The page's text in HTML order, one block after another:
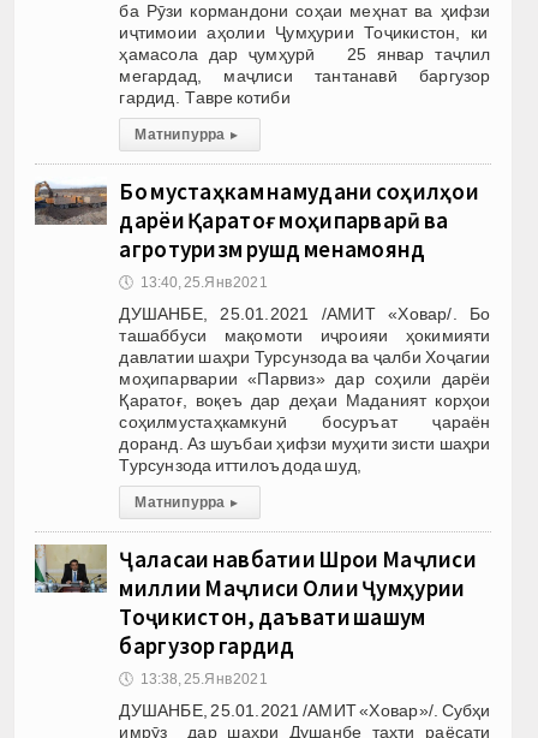
ба Рӯзи кормандони соҳаи меҳнат ва ҳифзи
иҷтимоии аҳолии Ҷумҳурии Тоҷикистон, ки
ҳамасола дар ҷумҳурӣ 25 январ таҷлил
мегардад, маҷлиси тантанавӣ баргузор
гардид. Тавре котиби
Матни пурра ▸
Бо мустаҳкам намудани соҳилҳои
дарёи Қаратоғ моҳипарварӣ ва
агротуризм рушд менамоянд
🕔 13:40, 25.Янв 2021
ДУШАНБЕ, 25.01.2021 /АМИТ «Ховар/. Бо
ташаббуси мақомоти иҷроияи ҳокимияти
давлатии шаҳри Турсунзода ва ҷалби Хоҷагии
моҳипарварии «Парвиз» дар соҳили дарёи
Қаратоғ, воқеъ дар деҳаи Маданият корҳои
соҳилмустаҳкамкунӣ босуръат ҷараён
доранд. Аз шуъбаи ҳифзи муҳити зисти шаҳри
Турсунзода иттилоъ дода шуд,
Матни пурра ▸
Ҷаласаи навбатии Шӯрои Маҷлиси
миллии Маҷлиси Олии Ҷумҳурии
Тоҷикистон, даъвати шашум
баргузор гардид
🕔 13:38, 25.Янв 2021
ДУШАНБЕ, 25.01.2021 /АМИТ «Ховар»/. Субҳи
имрӯз дар шаҳри Душанбе таҳти раёсати